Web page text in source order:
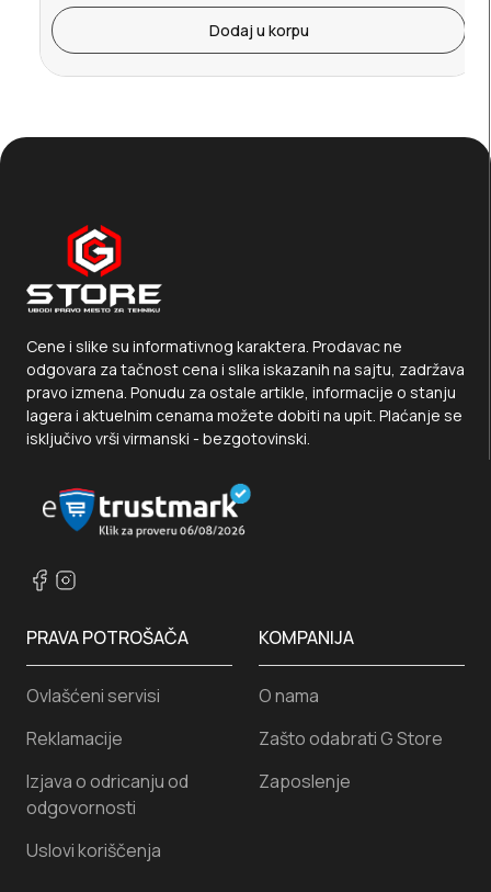
Dodaj u korpu
Cene i slike su informativnog karaktera. Prodavac ne
odgovara za tačnost cena i slika iskazanih na sajtu, zadržava
pravo izmena. Ponudu za ostale artikle, informacije o stanju
lagera i aktuelnim cenama možete dobiti na upit. Plaćanje se
isključivo vrši virmanski - bezgotovinski.
PRAVA POTROŠAČA
Ovlašćeni servisi
Reklamacije
Izjava o odricanju od
odgovornosti
Uslovi koriščenja
KOMPANIJA
O nama
Zašto odabrati G Store
Zaposlenje